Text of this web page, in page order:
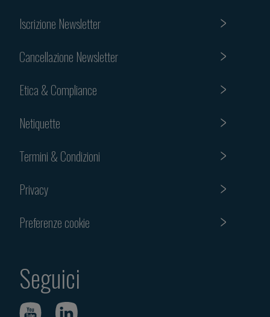
Iscrizione Newsletter
Cancellazione Newsletter
Etica & Compliance
Netiquette
Termini & Condizioni
Privacy
Preferenze cookie
Seguici